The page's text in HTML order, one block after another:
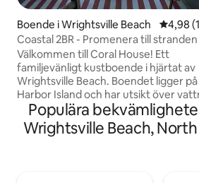
Boende i Wrightsville Beach 4,98 av
4,98
Coastal 2BR - Promenera till stranden
bästa solnedgångsutsikt!
Välkommen till Coral House! Ett
familjevänligt kustboende i hjärtat av
Wrightsville Beach. Boendet ligger på
Harbor Island och har utsikt över
med otroliga solnedgångar och ligger
precis utanför den berömda "Loop".
Kort promenad till många lokala
Populära
Wrightsville Beach, North